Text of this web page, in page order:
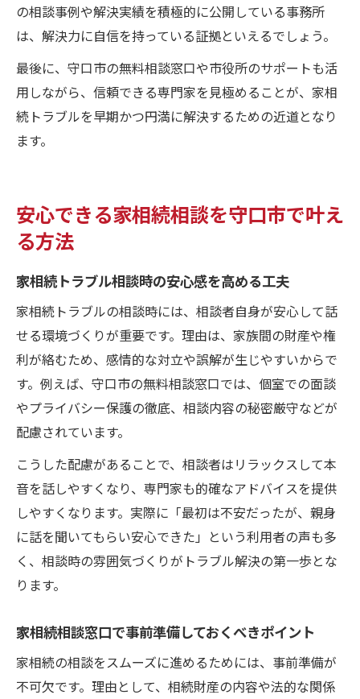
の相談事例や解決実績を積極的に公開している事務所
は、解決力に自信を持っている証拠といえるでしょう。
最後に、守口市の無料相談窓口や市役所のサポートも活
用しながら、信頼できる専門家を見極めることが、家相
続トラブルを早期かつ円満に解決するための近道となり
ます。
安心できる家相続相談を守口市で叶え
る方法
家相続トラブル相談時の安心感を高める工夫
家相続トラブルの相談時には、相談者自身が安心して話
せる環境づくりが重要です。理由は、家族間の財産や権
利が絡むため、感情的な対立や誤解が生じやすいからで
す。例えば、守口市の無料相談窓口では、個室での面談
やプライバシー保護の徹底、相談内容の秘密厳守などが
配慮されています。
こうした配慮があることで、相談者はリラックスして本
音を話しやすくなり、専門家も的確なアドバイスを提供
しやすくなります。実際に「最初は不安だったが、親身
に話を聞いてもらい安心できた」という利用者の声も多
く、相談時の雰囲気づくりがトラブル解決の第一歩とな
ります。
家相続相談窓口で事前準備しておくべきポイント
家相続の相談をスムーズに進めるためには、事前準備が
不可欠です。理由として、相続財産の内容や法的な関係